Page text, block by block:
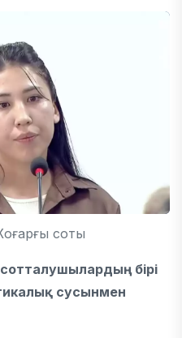
соты
бірі
сусынмен